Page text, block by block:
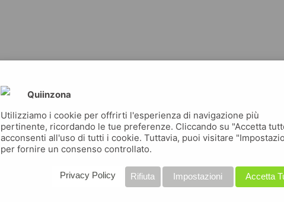
Quiinzona
Utilizziamo i cookie per offrirti l'esperienza di navigazione più
pertinente, ricordando le tue preferenze. Cliccando su "Accetta
acconsenti all'uso di tutti i cookie. Tuttavia, puoi visitare
per fornire un consenso controllato.
Accetta
Impostazioni
Rifiuta
Privacy Policy